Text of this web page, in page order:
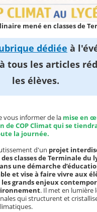
mené en classes de
dédiée à
tous les articles
les élèves.
vous informer de la mise en
de COP Climat qui se
la journée.
d'un projet
classes de Terminale du
une démarche
et vise à faire vivre aux
grands enjeux
. Il met en lumière
qui structurent et